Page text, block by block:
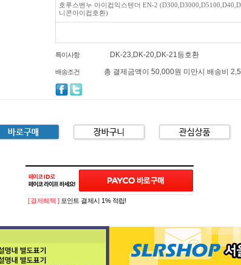
호루스벤누 아이컵익스텐더 EN-2
니콘아이컵호환)
특이사항 DK-23,DK-20,DK-21등호환
배송조건 총 결제금액이 50,000원 미만시 배송비
[ 결제혜택 ] 포인트 결제시 1% 적립!